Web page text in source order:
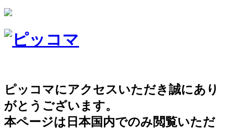
ピッコマにアクセスいただき誠にあり
がとうございます。
本ページは日本国内でのみ閲覧いただ